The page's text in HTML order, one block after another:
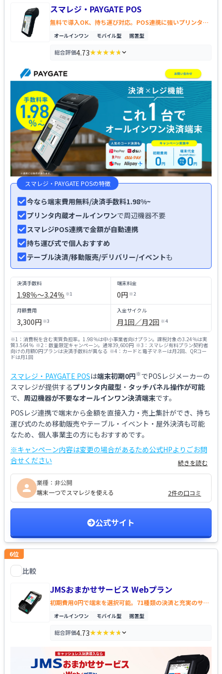
スマレジ・PAYGATE POS
無料で導入OK、持ち運び対応。POS連携に強いプリンター
内蔵
オールインワン モバイル型 据置型
総合評価4.73★★★★★
★★★★★
評価の内訳を見る
スマレジ・PAYGATE POSの特徴
今なら端末費用無料/決済手数料1.98%~
プリンタ内蔵オールインワンで周辺機器不要
スマレジPOS連携で金額が自動連携
持ち運び式で個人おすすめ
テーブル決済/移動販売/デリバリー/イベントも
決済手数料
1.98％〜3.24％ ※1
端末料金
0円 ※2
月額費用
3,300円 ※3
入金サイクル
月1回／月2回 ※4
※1 ： 消費税を含む実質負担率。1.98％は中小事業者向けプラン。課税対象の3.24％は実
質3.564％ ※2 ： 数量限定キャンペーン。通常39,600円 ※3 ： スマレジ有料プラン契約者
向けの月額0円プランは決済手数料が異なる ※4 ： カードと電子マネーは月2回、QRコー
ドは月1回
スマレジ・PAYGATE POSは端末初期0円※ でPOSレジメーカーの
スマレジが提供するプリンタ内蔵型 ・ タッチパネル操作が可能
で、 周辺機器が不要なオールインワン決済端末です。
POSレジ連携で端末から金額を直接入力・売上集計ができ、持ち
運び式のため移動販売やテーブル・イベント・屋外決済も可能
なため、個人事業主の方にもおすすめです。
※キャンペーン内容は変更の場合があるため公式HPよりごお問
合せください
続きを読む
業種： 非公開
端末一つでスマレジを使える
2件の口コミ
公式サイト
6位
比較
JMSおまかせサービス Webプラン
JMSおまかせサービス Webプラン
初期費用0円で端末を選択可能。71種類の決済と充実のサポ
ート
オールインワン モバイル型 据置型
総合評価4.73★★★★★
★★★★★
評価の内訳を見る